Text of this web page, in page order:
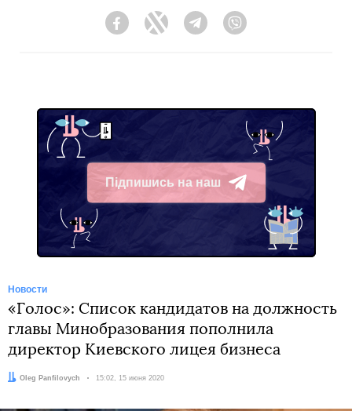
FacebookTwitter Telegram
Підпишись на наш
Telegram
Новости
«Голос»: Список кандидатов на должность
главы Минобразования пополнила
директор Киевского лицея бизнеса
Автор:
Oleg Panfilovych Дата:
15:02, 15 июня 2020